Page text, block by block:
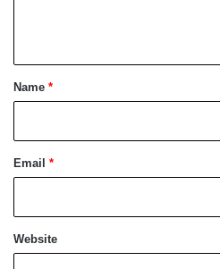
*Name *
Email *
Website